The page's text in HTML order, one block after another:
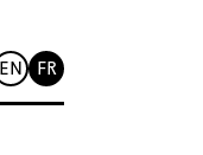
EN FR